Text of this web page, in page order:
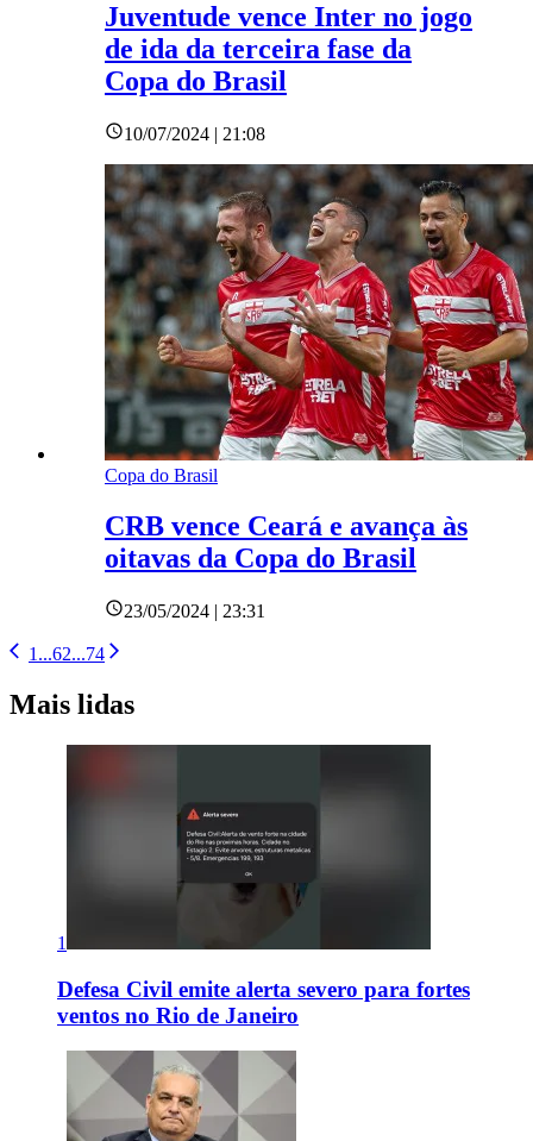
Juventude vence Inter no jogo
de ida da terceira fase da
Copa do Brasil
10/07/2024 | 21:08
Copa do Brasil
CRB vence Ceará e avança às
oitavas da Copa do Brasil
23/05/2024 | 23:31
1 ...62...74
Mais lidas
1
Defesa Civil emite alerta severo para fortes
ventos no Rio de Janeiro